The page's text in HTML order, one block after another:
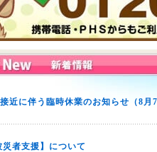
近に伴う臨時休業のお知らせ（8月7
災者支援】について